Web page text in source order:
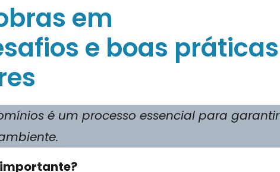
em
e boas práticas
é um processo essencial para garantir